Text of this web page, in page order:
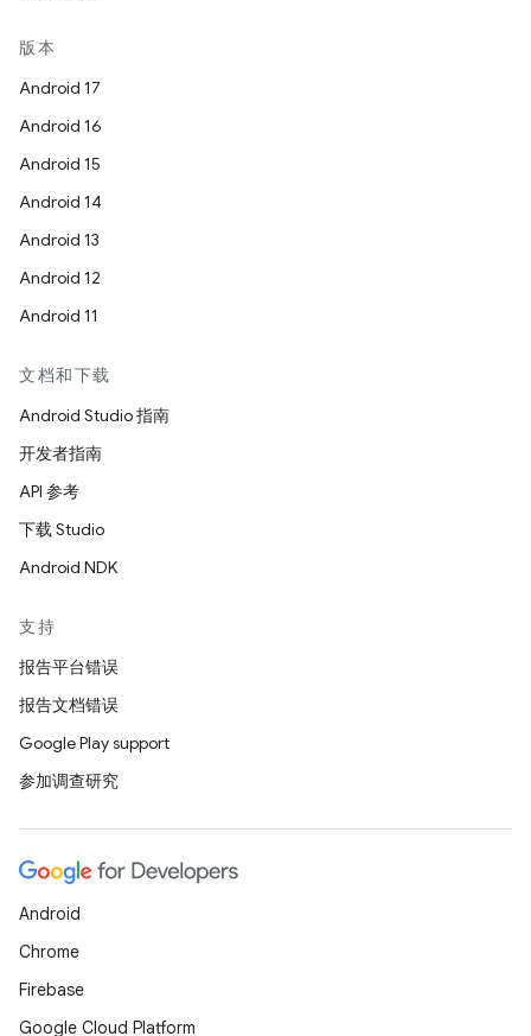
版本
Android 17
Android 16
Android 15
Android 14
Android 13
Android 12
Android 11
文档和下载
Android Studio 指南
开发者指南
API 参考
下载 Studio
Android NDK
支持
报告平台错误
报告文档错误
Google Play support
参加调查研究
Android
Chrome
Firebase
Google Cloud Platform